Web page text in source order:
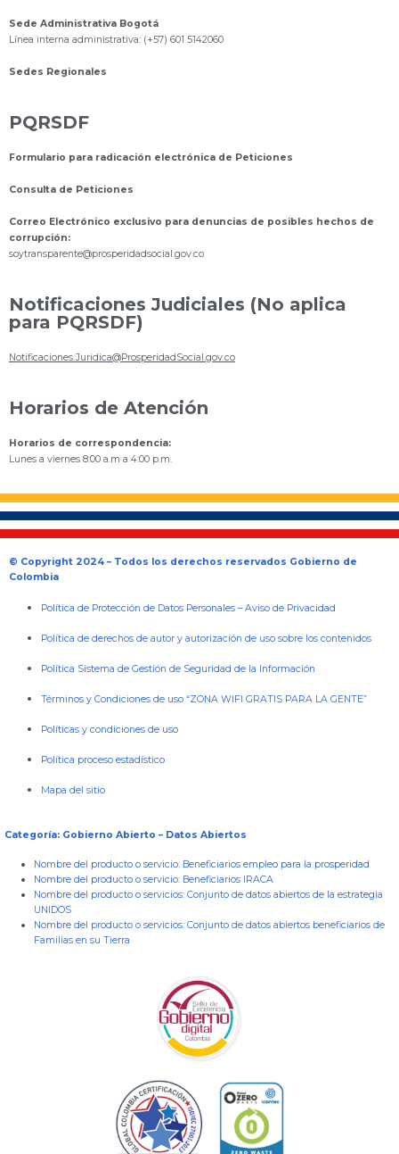
Sede Administrativa Bogotá
Línea interna administrativa: (+57) 601 5142060
Sedes Regionales
PQRSDF
Formulario para radicación electrónica de Peticiones
Consulta de Peticiones
Correo Electrónico exclusivo para denuncias de posibles hechos de
corrupción:
soytransparente@prosperidadsocial.gov.co
Notificaciones Judiciales (No aplica
para PQRSDF)
Notificaciones.Juridica@ProsperidadSocial.gov.co
Horarios de Atención
Horarios de correspondencia:
Lunes a viernes 8:00 a.m a 4:00 p.m.
© Copyright 2024 – Todos los derechos reservados Gobierno de
Colombia
Política de Protección de Datos Personales –Aviso de Privacidad
Política de derechos de autor y autorización de uso sobre los contenidos
Política Sistema de Gestión de Seguridad de la Información
Términos y Condiciones de uso “ZONA WIFI GRATIS PARA LA GENTE”
Políticas y condiciones de uso
Política proceso estadístico
Mapa del sitio
Categoría: Gobierno Abierto – Datos Abiertos
Nombre del producto o servicio: Beneficiarios empleo para la prosperidad
Nombre del producto o servicio: Beneficiarios IRACA
Nombre del producto o servicios: Conjunto de datos abiertos de la estrategia
UNIDOS
Nombre del producto o servicios: Conjunto de datos abiertos beneficiarios de
Familias en su Tierra